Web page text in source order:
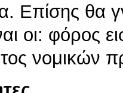
Επίσης θα
οι: φόρος
νομικών